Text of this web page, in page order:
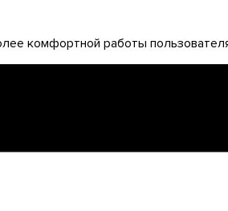
комфортной работы